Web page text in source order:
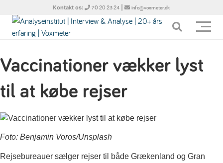
Kontakt os: 70 20 23 24 | info@voxmeter.dk
Vaccinationer vækker lyst
til at købe rejser
Foto: Benjamin Voros/Unsplash
Rejsebureauer sælger rejser til både Grækenland og Gran